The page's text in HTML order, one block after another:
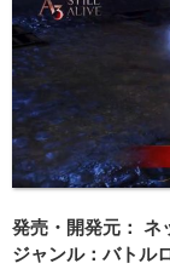
発売・開発元： ネ
ジャンル：バトル